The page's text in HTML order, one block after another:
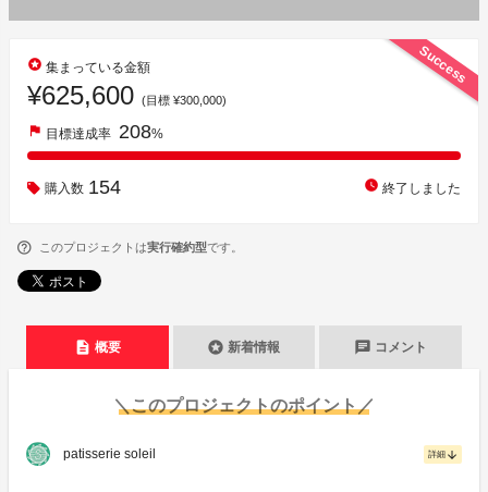
Success
stars 集まっている金額
¥625,600 (目標 ¥300,000)
flag 目標達成率 208%
購入数 154 watch_later 終了しました
このプロジェクトは実行確約型です。
description 概要 stars 新着情報 chat コメント
＼このプロジェクトのポイント／
patisserie soleil 詳細 arrow_downward